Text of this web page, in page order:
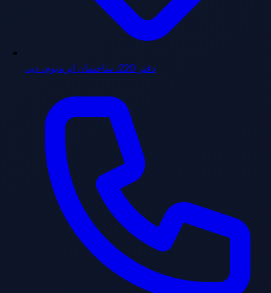
دفتر 220، ساختمان ایریدیوم، دبی